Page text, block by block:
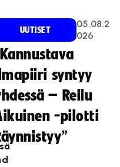
UUTISET
05.08.2
026
syntyy
– Reilu
-pilotti